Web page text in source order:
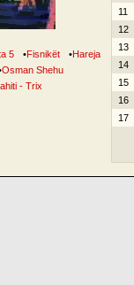
5 •Fisnikët •Hareja
Osman Shehu
- Trix
11
12
13
14
15
16
17